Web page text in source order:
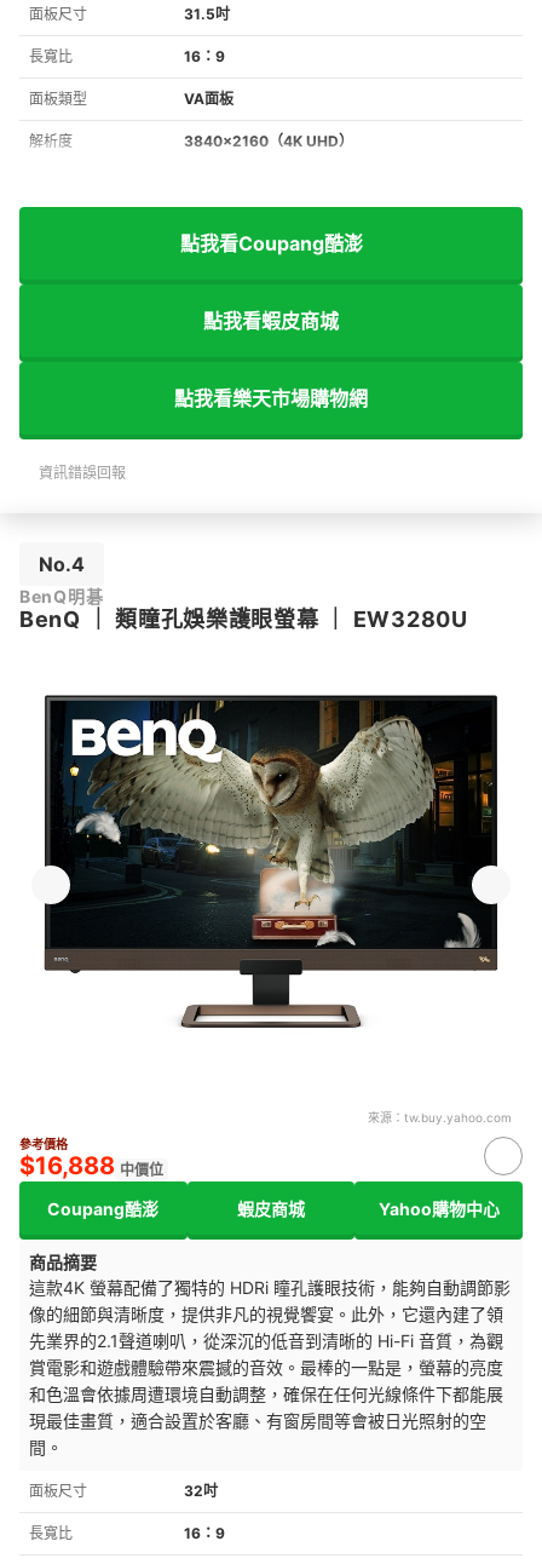
面板尺寸 31.5吋
長寬比 16：9
面板類型 VA面板
解析度 3840×2160（4K UHD）
點我看Coupang酷澎
點我看蝦皮商城
點我看樂天市場購物網
資訊錯誤回報
No.4
BenQ明碁
BenQ ｜類瞳孔娛樂護眼螢幕｜ EW3280U
來源： tw.buy.yahoo.com
參考價格
$16,888 中價位
Coupang酷澎 蝦皮商城 Yahoo購物中心
商品摘要
這款4K 螢幕配備了獨特的 HDRi 瞳孔護眼技術，能夠自動調節影
像的細節與清晰度，提供非凡的視覺饗宴。此外，它還內建了領
先業界的2.1聲道喇叭，從深沉的低音到清晰的 Hi-Fi 音質，為觀
賞電影和遊戲體驗帶來震撼的音效。最棒的一點是，螢幕的亮度
和色溫會依據周遭環境自動調整，確保在任何光線條件下都能展
現最佳畫質，適合設置於客廳、有窗房間等會被日光照射的空
間。
面板尺寸 32吋
長寬比 16：9